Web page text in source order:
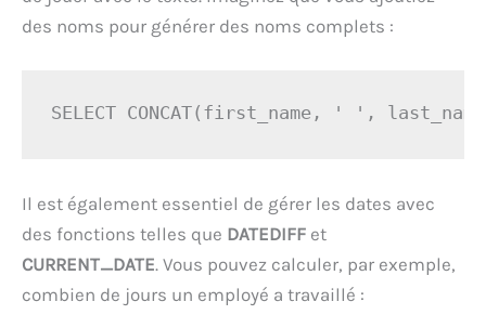
des noms pour générer des noms complets :
SELECT CONCAT(first_name, ' ',
Il est également essentiel de gérer les dates avec
des fonctions telles que DATEDIFF et
CURRENT_DATE. Vous pouvez calculer, par exemple,
combien de jours un employé a travaillé :